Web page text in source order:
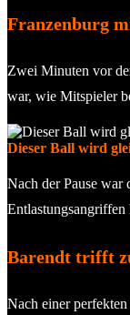
Franzenburg
Zwei Minuten vor
war, wie Mitspieler
Dieser Ball wird
Nach der Pause war
Entlastungsangriffen
Barendt trifft
Nach einer